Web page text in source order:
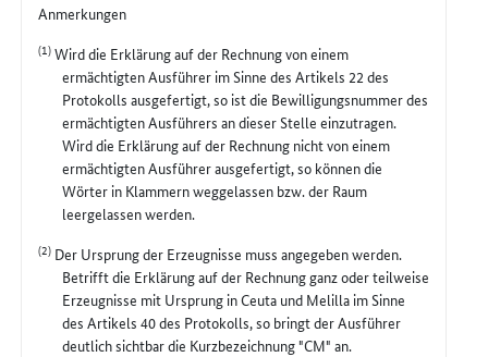
Anmerkungen
(1)Wird die Erklärung auf der Rechnung von einem
ermächtigten Ausführer im Sinne des Artikels 22 des
Protokolls ausgefertigt, so ist die Bewilligungsnummer des
ermächtigten Ausführers an dieser Stelle einzutragen.
Wird die Erklärung auf der Rechnung nicht von einem
ermächtigten Ausführer ausgefertigt, so können die
Wörter in Klammern weggelassen bzw. der Raum
leergelassen werden.
(2) Der Ursprung der Erzeugnisse muss angegeben werden.
Betrifft die Erklärung auf der Rechnung ganz oder teilweise
Erzeugnisse mit Ursprung in Ceuta und Melilla im Sinne
des Artikels 40 des Protokolls, so bringt der Ausführer
deutlich sichtbar die Kurzbezeichnung "CM" an.